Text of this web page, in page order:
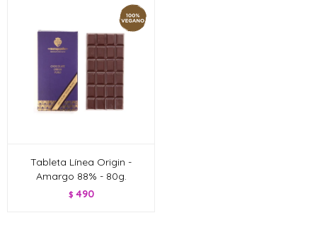
Tableta Línea Origin -
Amargo 88% - 80g.
$ 490